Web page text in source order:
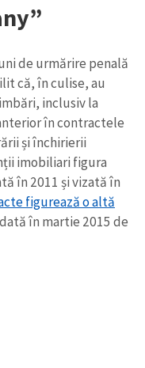
de urmărire penală
că, în culise, au
inclusiv la
în contractele
și închirierii
imobiliari figura
în 2011 și vizată în
figurează o altă
în martie 2015 de